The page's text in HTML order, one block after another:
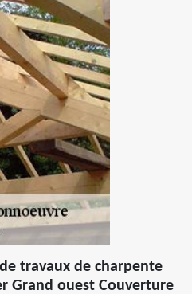
travaux de charpente
Grand ouest Couverture